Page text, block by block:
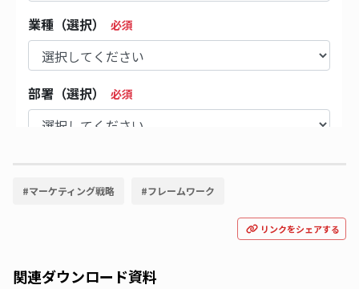
#マーケティング戦略 #フレームワーク
リンクをシェアする
関連ダウンロード資料